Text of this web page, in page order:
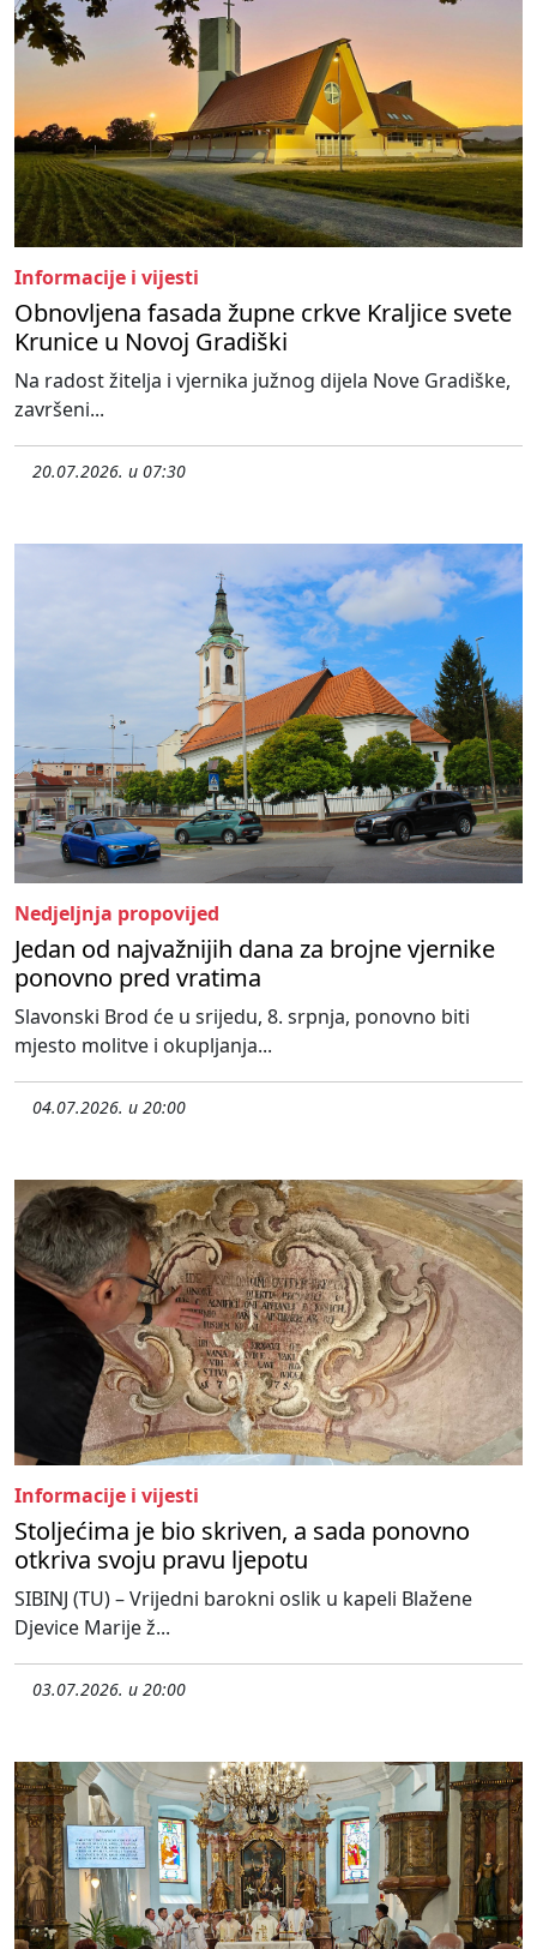
Informacije i vijesti
Obnovljena fasada župne crkve Kraljice svete
Krunice u Novoj Gradiški
Na radost žitelja i vjernika južnog dijela Nove Gradiške,
završeni...
20.07.2026. u 07:30
Nedjeljnja propovijed
Jedan od najvažnijih dana za brojne vjernike
ponovno pred vratima
Slavonski Brod će u srijedu, 8. srpnja, ponovno biti
mjesto molitve i okupljanja...
04.07.2026. u 20:00
Informacije i vijesti
Stoljećima je bio skriven, a sada ponovno
otkriva svoju pravu ljepotu
SIBINJ (TU) – Vrijedni barokni oslik u kapeli Blažene
Djevice Marije ž...
03.07.2026. u 20:00